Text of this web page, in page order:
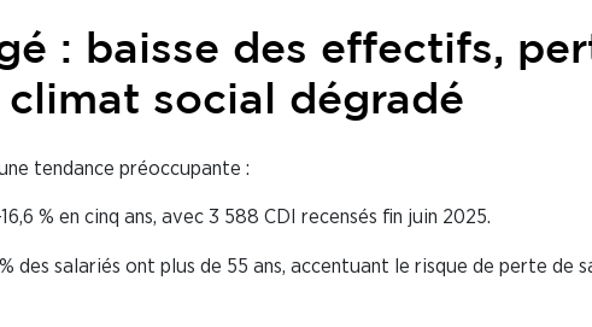
: baisse des effectifs,
social dégradé
tendance préoccupante :
% en cinq ans, avec 3 588 CDI recensés fin juin 2025.
des salariés ont plus de 55 ans, accentuant le risque de perte de